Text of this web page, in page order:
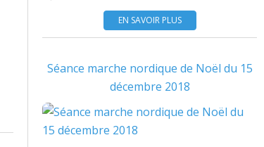
EN SAVOIR PLUS
Séance marche nordique de Noël du 15
décembre 2018